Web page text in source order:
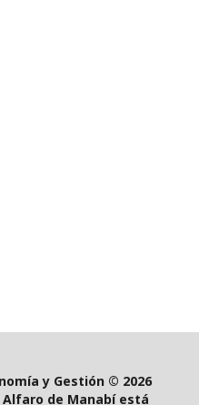
y Gestión © 2026
Alfaro de Manabí está